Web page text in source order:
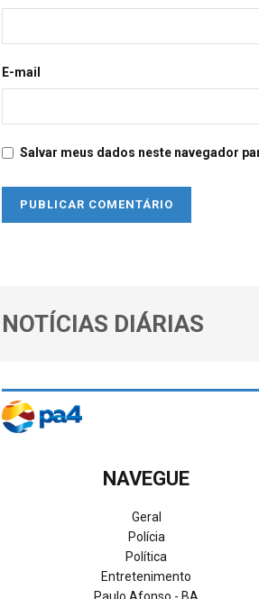
E-mail
Salvar meus dados neste navegador
NOTÍCIAS DIÁRIAS
NAVEGUE
Geral
Polícia
Política
Entretenimento